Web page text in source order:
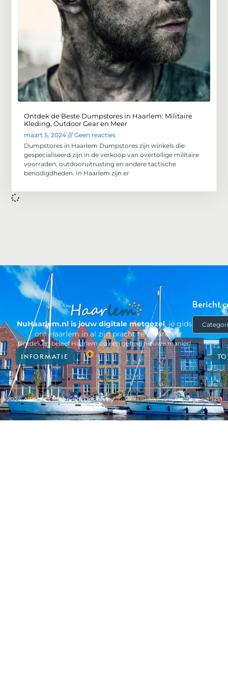
Ontdek de Beste Dumpstores in Haarlem: Militaire
Kleding, Outdoor Gear en Meer
maart 5, 2024
Geen reacties
Dumpstores in Haarlem Dumpstores zijn winkels die
gespecialiseerd zijn in de verkoop van overtollige militaire
voorraden, outdooruitrusting en andere tactische
benodigdheden. In Haarlem zijn er
NuHaarlem.nl is jouw digitale metgezel, je gids
om Haarlem in al zijn pracht te ervaren
Ontdek en beleef Haarlem op een geheel nieuwe manier!
Bericht
INFORMATIE
© 2024 All rights Reserved. Design byNuHaarlem.nl